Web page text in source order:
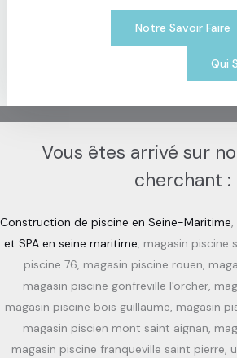
Notre Savoir Faire
Qui
Vous êtes arrivé sur
cherchant :
Construction de piscine en Seine-Maritime,
et SPA en seine maritime, magasin piscine
piscine 76, magasin piscine rouen,
magasin piscine gonfreville l'orcher,
magasin piscine bois guillaume, magasin
magasin piscien mont saint aignan,
magasin piscine franqueville saint pierre,